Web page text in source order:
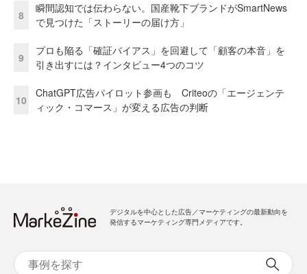
8
瞬間認知では伝わらない。国産靴下ブランドがSmartNews
で見つけた「ストーリーの届け方」
9
プロも陥る「確証バイアス」を回避して「顧客の本音」を
引き出すには？インタビュー4つのコツ
10
ChatGPT広告パイロット参画も Criteoの「エージェンテ
ィック・コマース」が変える広告の判断
デジタルを中心とした広告／マーケティングの最新動向を
発信するマーケティング専門メディアです。